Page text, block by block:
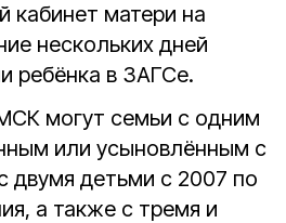
кабинет матери на
нескольких дней
ребёнка в ЗАГСе.
могут семьи с одним
или усыновлённым с
двумя детьми с 2007 по
а также с тремя и